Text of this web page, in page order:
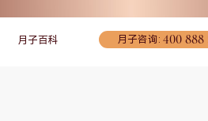
月子咨询:400 888
月子百科